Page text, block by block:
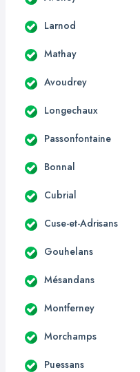
Larnod
Mathay
Avoudrey
Longechaux
Passonfontaine
Bonnal
Cubrial
Cuse-et-Adrisans
Gouhelans
Mésandans
Montferney
Morchamps
Puessans